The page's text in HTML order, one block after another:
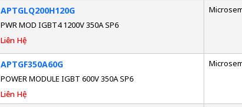
APTGLQ200H120G
PWR MOD IGBT4 1200V 350A SP6
Liên Hệ
APTGF350A60G
POWER MODULE IGBT 600V 350A SP6
Liên Hệ